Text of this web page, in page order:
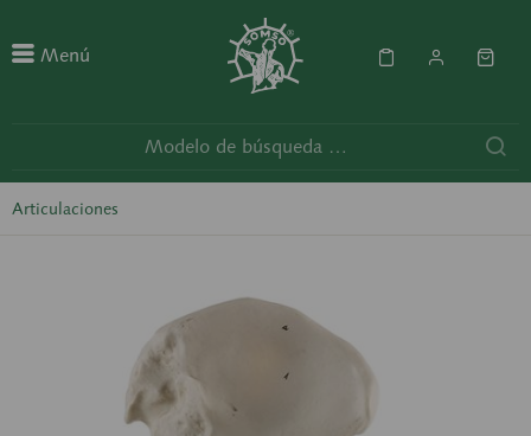
Menú
Articulaciones